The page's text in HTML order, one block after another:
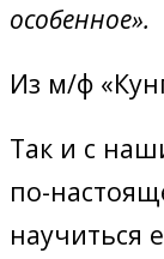
особенное».
Из м/ф
Так и с
по-
научиться